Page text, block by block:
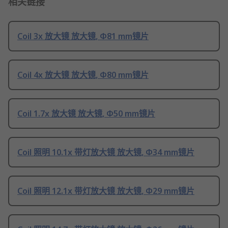
Coil 3x 放大镜 放大镜, Φ81 mm镜片
Coil 4x 放大镜 放大镜, Φ80 mm镜片
Coil 1.7x 放大镜 放大镜, Φ50 mm镜片
Coil 照明 10.1x 带灯放大镜 放大镜, Φ34 mm镜片
Coil 照明 12.1x 带灯放大镜 放大镜, Φ29 mm镜片